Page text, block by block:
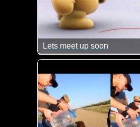
Lets meet up soon
Das wäre so schön, wenn